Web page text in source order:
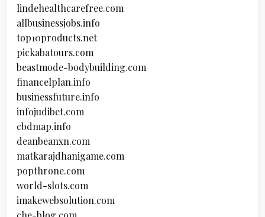
lindehealthcarefree.com
allbusinessjobs.info
top10products.net
pickabatours.com
beastmode-bodybuilding.com
financelplan.info
businessfuture.info
infojudibet.com
cbdmap.info
deanbeanxn.com
matkarajdhanigame.com
popthrone.com
world-slots.com
imakewebsolution.com